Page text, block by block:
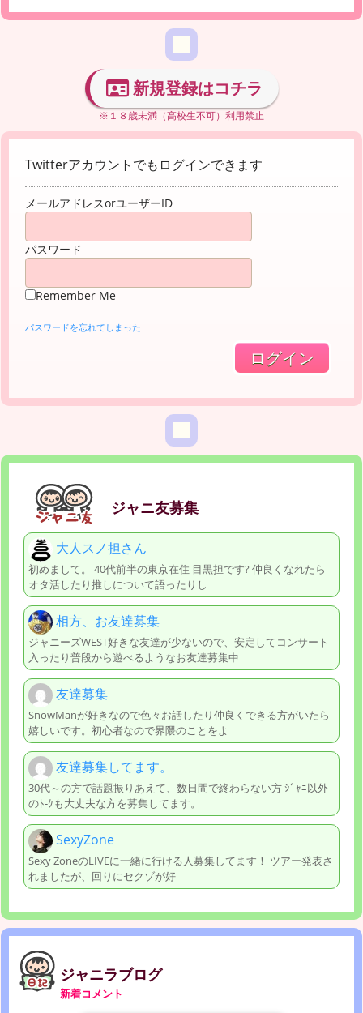
新規登録はコチラ
※１８歳未満（高校生不可）利用禁止
Twitterアカウントでもログインできます
メールアドレスorユーザーID
パスワード
Remember Me
パスワードを忘れてしまった
ジャニ友募集
大人スノ担さん
初めまして。 40代前半の東京在住 目黒担です? 仲良くなれたら
オタ活したり推しについて語ったりし
相方、お友達募集
ジャニーズWEST好きな友達が少ないので、安定してコンサート
入ったり普段から遊べるようなお友達募集中
友達募集
SnowManが好きなので色々お話したり仲良くできる方がいたら
嬉しいです。初心者なので界隈のことをよ
友達募集してます。
30代～の方で話題振りあえて、数日間で終わらない方 ｼﾞｬﾆ以外
のﾄ-ｸも大丈夫な方を募集してます。
SexyZone
Sexy ZoneのLIVEに一緒に行ける人募集してます！ ツアー発表さ
れましたが、回りにセクゾが好
ジャニラブログ
新着コメント